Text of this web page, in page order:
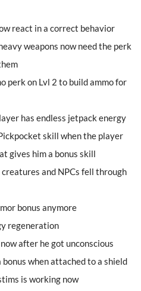
react in a correct behavior
weapons now need the perk
perk on Lvl 2 to build ammo for
has endless jetpack energy
skill when the player
gives him a bonus skill
creatures and NPCs fell through
bonus anymore
regeneration
after he got unconscious
when attached to a shield
is working now